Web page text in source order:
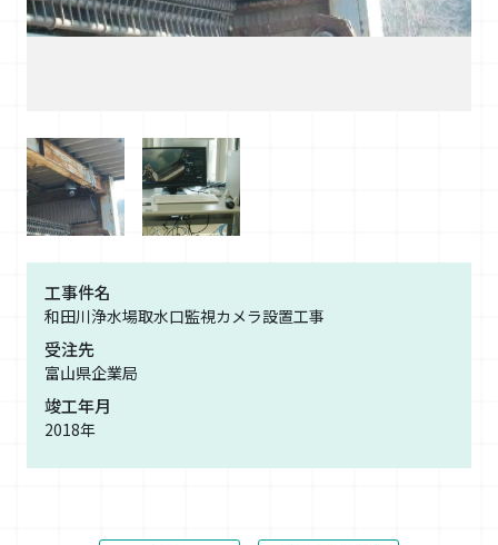
工事件名
和田川浄水場取水口監視カメラ設置工事
受注先
富山県企業局
竣工年月
2018年